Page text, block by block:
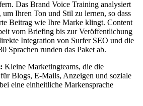
Das Brand Voice Training analysiert
um Ihren Ton und Stil zu lernen, so dass
Beitrag wie Ihre Marke klingt. Content
vom Briefing bis zur Veröffentlichung
Integration von Surfer SEO und die
Sprachen runden das Paket ab.
Kleine Marketingteams, die die
Blogs, E-Mails, Anzeigen und soziale
eine einheitliche Markensprache